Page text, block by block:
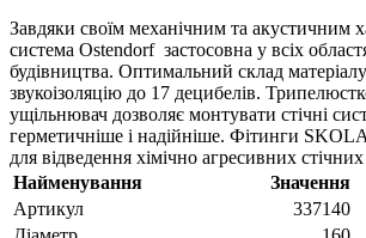
Завдяки своїм механічним та акустичним
система Ostendorf застосовна у всіх
будівництва. Оптимальний склад
звукоізоляцію до 17 децибелів.
ущільнювач дозволяє монтувати стічні
герметичніше і надійніше. Фітинги
для відведення хімічно агресивних
Найменування
Значення
Артикул
337140